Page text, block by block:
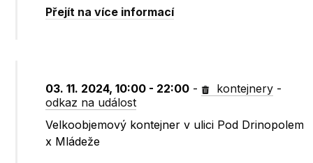
Přejít na více informací
03. 11. 2024, 10:00 - 22:00 - kontejnery -
odkaz na událost
Velkoobjemový kontejner v ulici Pod Drinopolem
x Mládeže